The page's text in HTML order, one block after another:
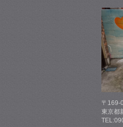
〒169-
東京都